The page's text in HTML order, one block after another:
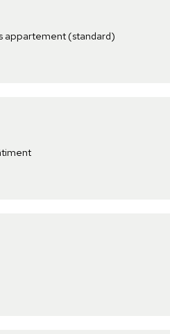
appartement (standard)